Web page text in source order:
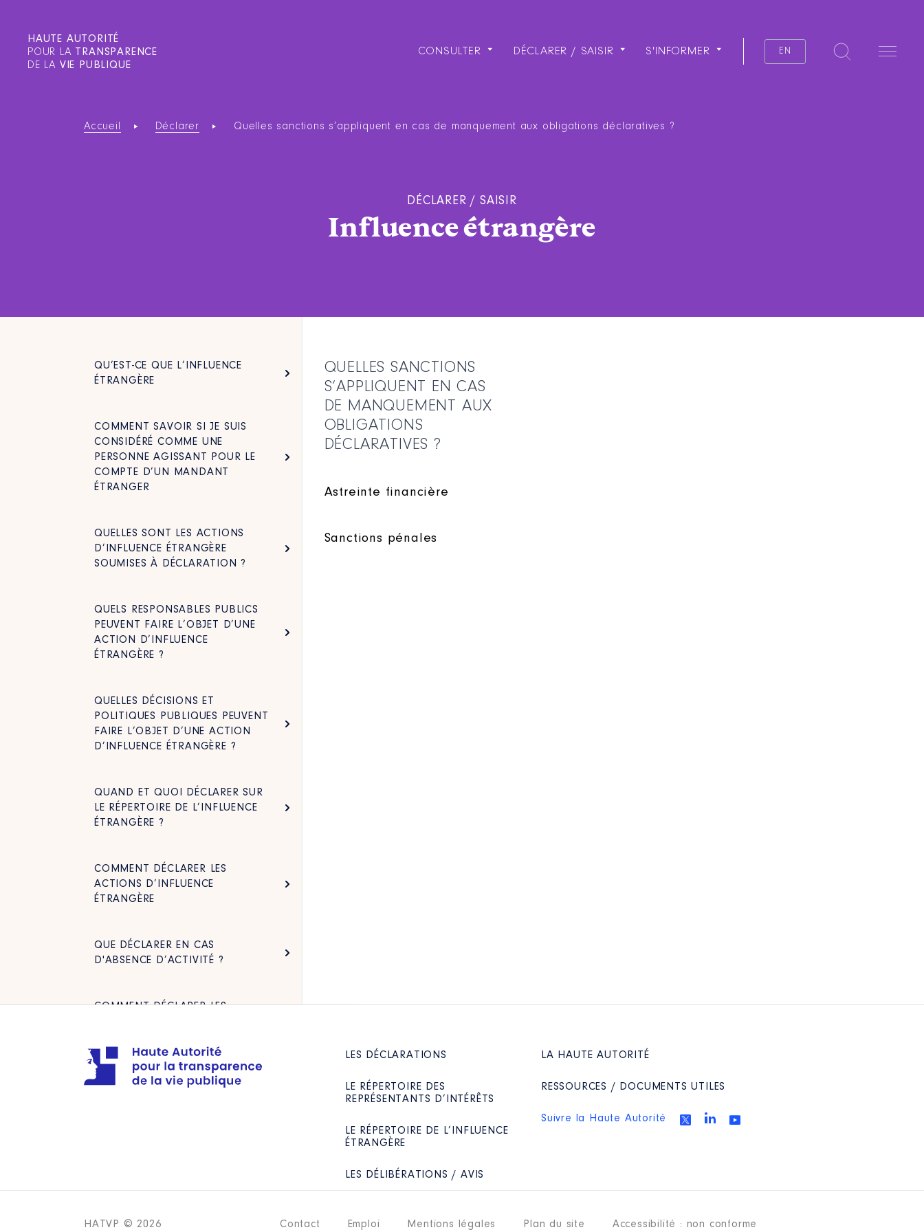
HAUTE AUTORITÉ
POUR LA TRANSPARENCE
DE LA VIE PUBLIQUE
CONSULTER DÉCLARER / SAISIR S'INFORMER EN
Accueil Déclarer Quelles sanctions s’appliquent en cas de manquement aux obligations déclaratives ?
DÉCLARER / SAISIR
Influence étrangère
QU’EST-CE QUE L’INFLUENCE
ÉTRANGÈRE
COMMENT SAVOIR SI JE SUIS
CONSIDÉRÉ COMME UNE
PERSONNE AGISSANT POUR LE
COMPTE D’UN MANDANT
ÉTRANGER
QUELLES SONT LES ACTIONS
D’INFLUENCE ÉTRANGÈRE
SOUMISES À DÉCLARATION ?
QUELS RESPONSABLES PUBLICS
PEUVENT FAIRE L’OBJET D’UNE
ACTION D’INFLUENCE
ÉTRANGÈRE ?
QUELLES DÉCISIONS ET
POLITIQUES PUBLIQUES PEUVENT
FAIRE L’OBJET D’UNE ACTION
D’INFLUENCE ÉTRANGÈRE ?
QUAND ET QUOI DÉCLARER SUR
LE RÉPERTOIRE DE L’INFLUENCE
ÉTRANGÈRE ?
COMMENT DÉCLARER LES
ACTIONS D’INFLUENCE
ÉTRANGÈRE
QUE DÉCLARER EN CAS
D'ABSENCE D’ACTIVITÉ ?
COMMENT DÉCLARER LES
QUELS SONT LES LIENS ENTRE LE
DANS QUELS CAS PEUT-ON
DU RÉPERTOIRE ?
QUELLES SANCTIONS
S’APPLIQUENT EN CAS
DE MANQUEMENT AUX
OBLIGATIONS
DÉCLARATIVES ?
Astreinte financière
Sanctions pénales
LES DÉCLARATIONS
LE RÉPERTOIRE DES
REPRÉSENTANTS D’INTÉRÊTS
LE RÉPERTOIRE DE L’INFLUENCE
ÉTRANGÈRE
LES DÉLIBÉRATIONS / AVIS
LA HAUTE AUTORITÉ
RESSOURCES / DOCUMENTS UTILES
Suivre la Haute Autorité
HATVP © 2026 Contact Emploi Mentions légales Plan du site Accessibilité : non conforme